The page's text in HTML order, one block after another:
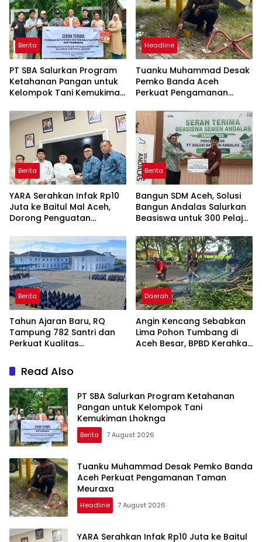
Berita
PT SBA Salurkan Program
Ketahanan Pangan untuk
Kelompok Tani Kemukiman
Headline
Tuanku Muhammad Desak
Pemko Banda Aceh
Perkuat Pengamanan
Berita
YARA Serahkan Infak Rp10
Juta ke Baitul Mal Aceh,
Dorong Penguatan
Amanah
Berita
Bangun SDM Aceh, Solusi
Bangun Andalas Salurkan
Beasiswa untuk 300 Pelajar
Berita
Tahun Ajaran Baru, RQ
Tampung 782 Santri dan
Perkuat Kualitas
Daerah
Angin Kencang Sebabkan
Lima Pohon Tumbang di
Aceh Besar, BPBD Kerahkan
Read Also
PT SBA Salurkan Program Ketahanan
Pangan untuk Kelompok Tani
Kemukiman Lhoknga
Berita 7 August 2026
Tuanku Muhammad Desak Pemko Banda
Aceh Perkuat Pengamanan Taman
Meuraxa
Headline 7 August 2026
YARA Serahkan Infak Rp10 Juta ke Baitul